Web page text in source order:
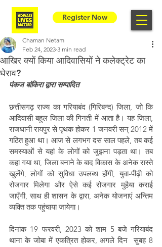
Register Now
आखिर क्यों किया आदिवासियों ने कलेक्ट्रेट का
घेराव?
Chaman Netam
Feb 24, 2023 3 min read
पंकज बांकिरा द्वारा सम्पादित
छत्तीसगढ़ राज्य का गरियाबंद (गिरिबन्द) जिला, जो कि
आदिवासी बहुल जिला की गिनती में आता है। यह जिला,
राजधानी रायपुर से पृथक होकर 1 जनवरी सन् 2012 में
गठित हुआ था। आज से लगभग दस साल पहले, तब कई
समस्याओं से यहां के लोगों को जुझना पड़ता था। तब
कहा गया था, जिला बनाने के बाद विकास के अनेक रास्ते
खुलेंगे, लोगों को सुविधा उपलब्ध होंगी, युवा-पीढ़ी को
रोजगार मिलेगा और ऐसे कई रोजगार मुहैया कराई
जाएँगी, साथ ही शासन के द्वारा, अनेक योजनाएं अन्तिम
व्यक्ति तक पहुंचाया जायेगा।
दिनांक 19 फरवरी, 2023 को शाम 5 बजे गरियाबंद
थाना के जोबा में एकत्रित होकर, अगले दिन  सुबह 8